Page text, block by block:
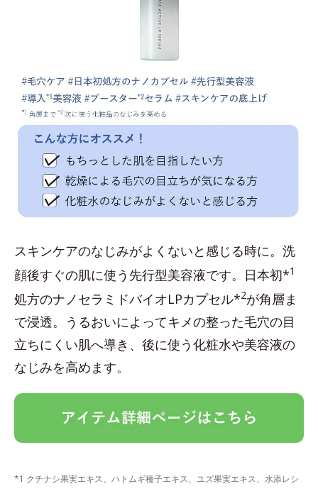
スキンケアのなじみがよくないと感じる時に。洗
顔後すぐの肌に使う先行型美容液です。日本初*1
処方のナノセラミドバイオLPカプセル*2が角層ま
で浸透。うるおいによってキメの整った毛穴の目
立ちにくい肌へ導き、後に使う化粧水や美容液の
なじみを高めます。
*1 クチナシ果実エキス、ハトムギ種子エキス、ユズ果実エキス、水添レシ